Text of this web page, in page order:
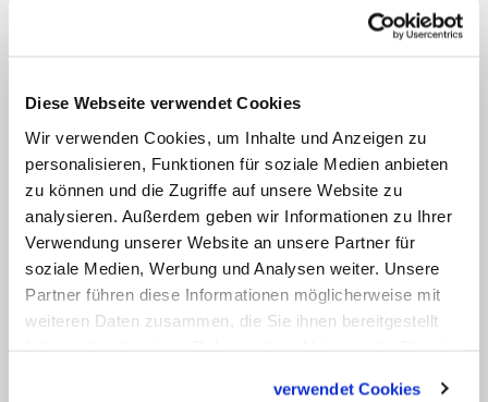
Diese Webseite verwendet Cookies
Wir verwenden Cookies, um Inhalte und Anzeigen zu
personalisieren, Funktionen für soziale Medien anbieten
zu können und die Zugriffe auf unsere Website zu
analysieren. Außerdem geben wir Informationen zu Ihrer
Verwendung unserer Website an unsere Partner für
soziale Medien, Werbung und Analysen weiter. Unsere
Partner führen diese Informationen möglicherweise mit
weiteren Daten zusammen, die Sie ihnen bereitgestellt
verwendet Cookies
und Caritas sind ideale Partner, die sich
und Caritas, Richard Böger. "Gemeinsam
können wir unseren Service und unsere
Angebote für unsere Mitglieder und
Kunden noch zielgenauer und innovativer
gestalten und unseren Mitarbeitenden
interessante, zukunftsfähige
Arbeitsplätze anbieten", erklärte der
Vorstandsvorsitzende der Pax-Bank,